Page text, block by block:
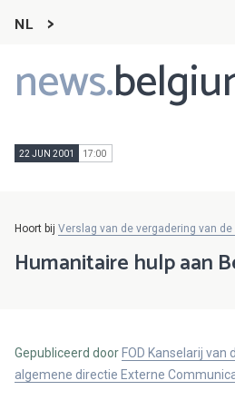
NL
news.
Main
navigation
22 JUN 2001 17:00
Hoort bij Verslag van de vergadering van
Humanitaire hulp aan
Gepubliceerd door FOD Kanselarij van
algemene directie Externe